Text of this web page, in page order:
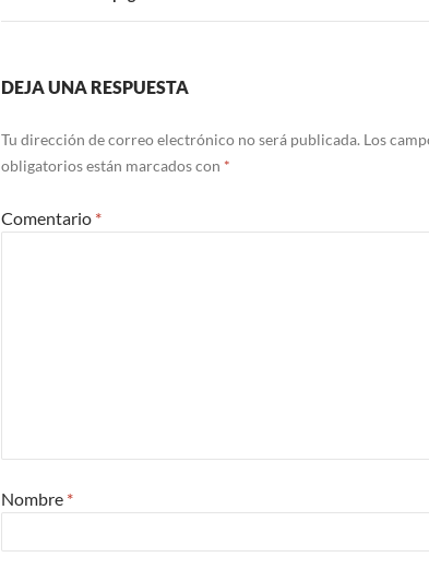
DEJA UNA RESPUESTA
Tu dirección de correo electrónico no será publicada. Los
obligatorios están marcados con *
Comentario *
Nombre *